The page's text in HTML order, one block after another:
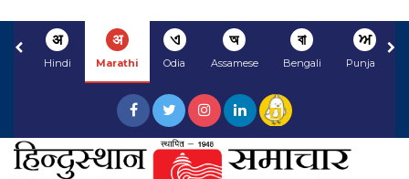
अ
Hindi
अ
Marathi
ଏ
Odia
অ
Assamese
বা
Bengali
ਅ
Punjabi